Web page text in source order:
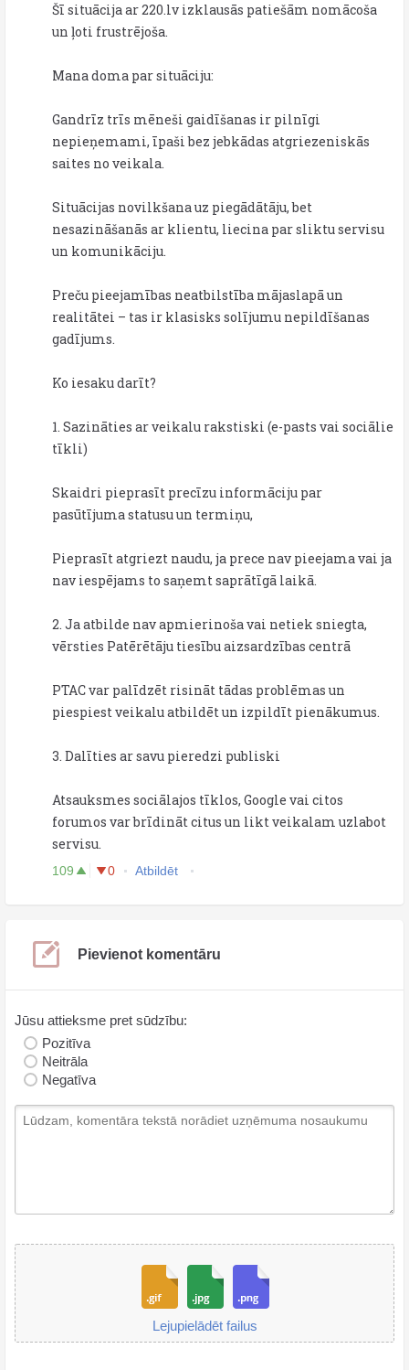
Šī situācija ar 220.lv izklausās patiešām nomācoša
un ļoti frustrējoša.
Mana doma par situāciju:
Gandrīz trīs mēneši gaidīšanas ir pilnīgi
nepieņemami, īpaši bez jebkādas atgriezeniskās
saites no veikala.
Situācijas novilkšana uz piegādātāju, bet
nesazināšanās ar klientu, liecina par sliktu servisu
un komunikāciju.
Preču pieejamības neatbilstība mājaslapā un
realitātei – tas ir klasisks solījumu nepildīšanas
gadījums.
Ko iesaku darīt?
1. Sazināties ar veikalu rakstiski (e-pasts vai sociālie
tīkli)
Skaidri pieprasīt precīzu informāciju par
pasūtījuma statusu un termiņu,
Pieprasīt atgriezt naudu, ja prece nav pieejama vai ja
nav iespējams to saņemt saprātīgā laikā.
2. Ja atbilde nav apmierinoša vai netiek sniegta,
vērsties Patērētāju tiesību aizsardzības centrā
PTAC var palīdzēt risināt tādas problēmas un
piespiest veikalu atbildēt un izpildīt pienākumus.
3. Dalīties ar savu pieredzi publiski
Atsauksmes sociālajos tīklos, Google vai citos
forumos var brīdināt citus un likt veikalam uzlabot
servisu.
109 0 Atbildēt
Pievienot komentāru
Jūsu attieksme pret sūdzību:
Pozitīva
Neitrāla
Negatīva
Lejupielādēt failus